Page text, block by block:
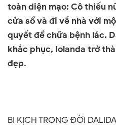
toàn diện mạo: Cô thiếu
cửa sổ và đi về nhà với
quyết để chữa bệnh lác.
khắc phục, Iolanda trở
đẹp.
BI KỊCH TRONG ĐỜI DALIDA